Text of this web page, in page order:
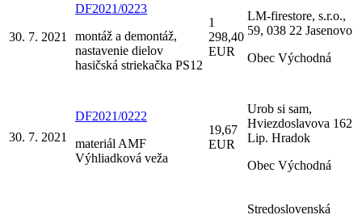
30. 7. 2021
DF2021/0223
montáž a demontáž,
nastavenie dielov
hasičská striekačka PS12
1
298,40
EUR
LM-firestore, s.r.o.,
59, 038 22 Jasenovo
Obec Východná
30. 7. 2021
DF2021/0222
materiál AMF
Výhliadková veža
19,67
EUR
Urob si sam,
Hviezdoslavova 162
Lip. Hradok
Obec Východná
Stredoslovenská